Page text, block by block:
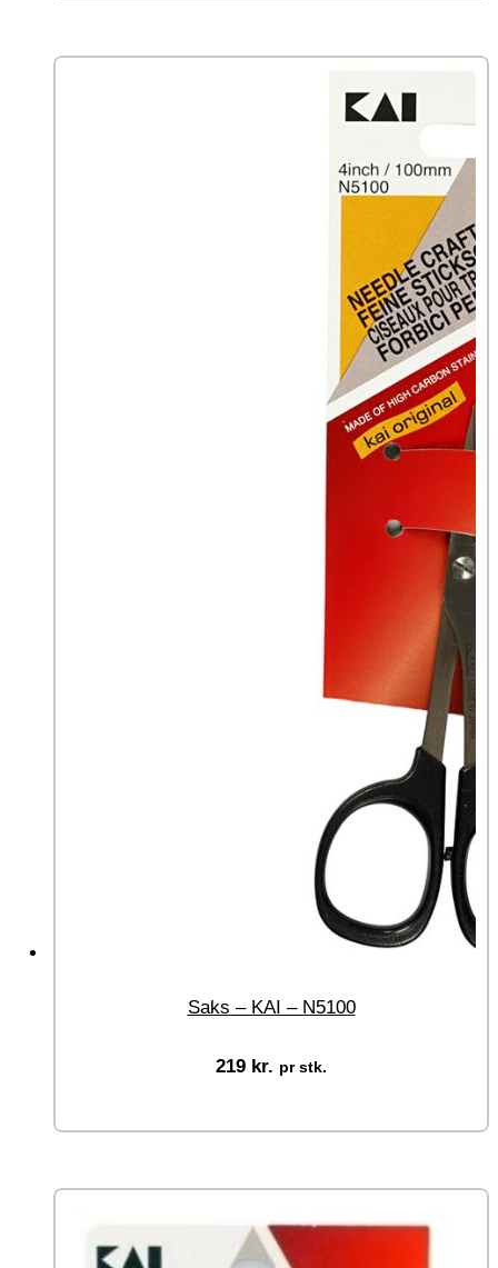
Saks – KAI – N5100
219 kr. pr stk.